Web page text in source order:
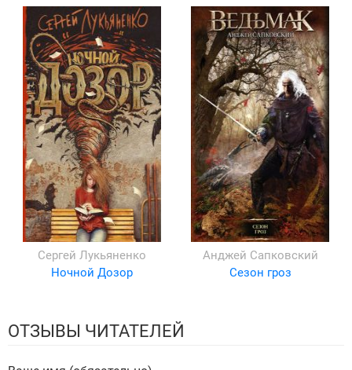
Сергей Лукьяненко
Ночной Дозор
Анджей Сапковский
Сезон гроз
ОТЗЫВЫ ЧИТАТЕЛЕЙ